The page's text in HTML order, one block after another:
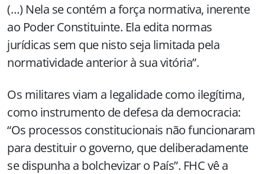
(…) Nela se contém a força normativa, inerente
ao Poder Constituinte. Ela edita normas
jurídicas sem que nisto seja limitada pela
normatividade anterior à sua vitória”.
Os militares viam a legalidade como ilegítima,
como instrumento de defesa da democracia:
“Os processos constitucionais não funcionaram
para destituir o governo, que deliberadamente
se dispunha a bolchevizar o País”. FHC vê a